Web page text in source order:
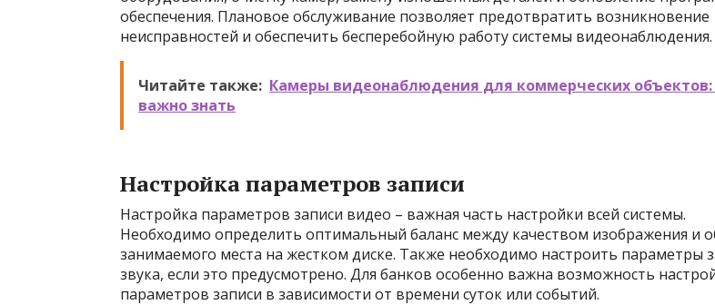
обеспечения. Плановое обслуживание позволяет предотвратить возникновение
неисправностей и обеспечить бесперебойную работу системы видеонаблюдения.
Читайте также: Камеры видеонаблюдения для коммерческих объектов:
важно знать
Настройка параметров записи
Настройка параметров записи видео – важная часть настройки всей системы.
Необходимо определить оптимальный баланс между качеством изображения и
занимаемого места на жестком диске. Также необходимо настроить параметры
звука, если это предусмотрено. Для банков особенно важна возможность
параметров записи в зависимости от времени суток или событий.